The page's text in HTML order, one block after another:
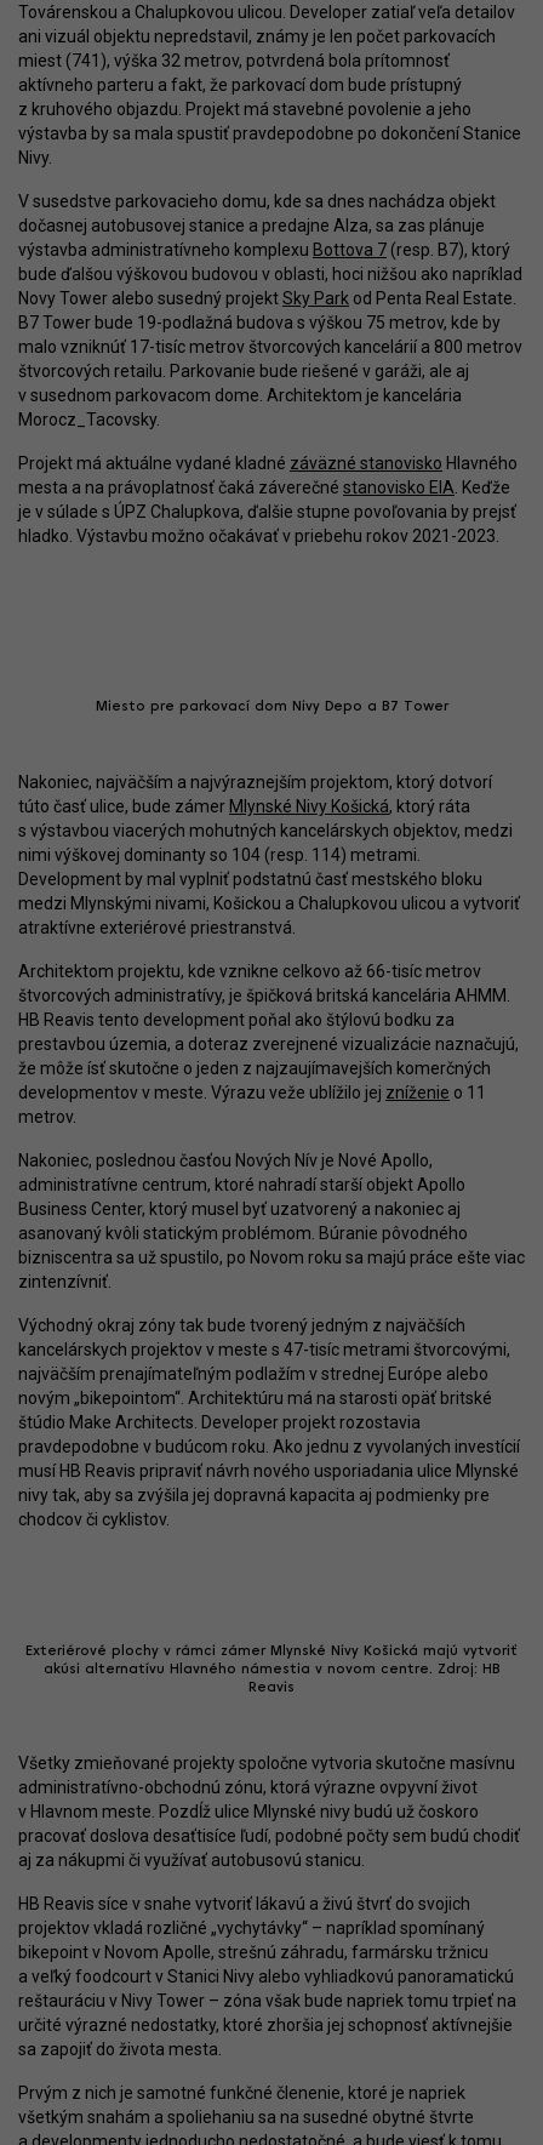
Továrenskou a Chalupkovou ulicou. Developer zatiaľ veľa detailov
ani vizuál objektu nepredstavil, známy je len počet parkovacích
miest (741), výška 32 metrov, potvrdená bola prítomnosť
aktívneho parteru a fakt, že parkovací dom bude prístupný
z kruhového objazdu. Projekt má stavebné povolenie a jeho
výstavba by sa mala spustiť pravdepodobne po dokončení Stanice
Nivy.
V susedstve parkovacieho domu, kde sa dnes nachádza objekt
dočasnej autobusovej stanice a predajne Alza, sa zas plánuje
výstavba administratívneho komplexu Bottova 7 (resp. B7), ktorý
bude ďalšou výškovou budovou v oblasti, hoci nižšou ako napríklad
Novy Tower alebo susedný projektSky Park od Penta Real Estate.
B7 Tower bude 19-podlažná budova s výškou 75 metrov, kde by
malo vzniknúť 17-tisíc metrov štvorcových kancelárií a 800 metrov
štvorcových retailu. Parkovanie bude riešené v garáži, ale aj
v susednom parkovacom dome. Architektom je kancelária
Morocz_Tacovsky.
Projekt má aktuálne vydané kladné záväzné stanovisko Hlavného
mesta a na právoplatnosť čaká záverečné stanovisko EIA . Keďže
je v súlade s ÚPZ Chalupkova, ďalšie stupne povoľovania by prejsť
hladko. Výstavbu možno očakávať v priebehu rokov 2021-2023.
Miesto pre parkovací dom Nivy Depo a B7 Tower
Nakoniec, najväčším a najvýraznejším projektom, ktorý dotvorí
túto časť ulice, bude zámer Mlynské Nivy Košická, ktorý ráta
s výstavbou viacerých mohutných kancelárskych objektov, medzi
nimi výškovej dominanty so 104 (resp. 114) metrami.
Development by mal vyplniť podstatnú časť mestského bloku
medzi Mlynskými nivami, Košickou a Chalupkovou ulicou a vytvoriť
atraktívne exteriérové priestranstvá.
Architektom projektu, kde vznikne celkovo až 66-tisíc metrov
štvorcových administratívy, je špičková britská kancelária AHMM.
HB Reavis tento development poňal ako štýlovú bodku za
prestavbou územia, a doteraz zverejnené vizualizácie naznačujú,
že môže ísť skutočne o jeden z najzaujímavejších komerčných
developmentov v meste. Výrazu veže ublížilo jej zníženie o 11
metrov.
Nakoniec, poslednou časťou Nových Nív je Nové Apollo,
administratívne centrum, ktoré nahradí starší objekt Apollo
Business Center, ktorý musel byť uzatvorený a nakoniec aj
asanovaný kvôli statickým problémom. Búranie pôvodného
bizniscentra sa už spustilo, po Novom roku sa majú práce ešte viac
zintenzívniť.
Východný okraj zóny tak bude tvorený jedným z najväčších
kancelárskych projektov v meste s 47-tisíc metrami štvorcovými,
najväčším prenajímateľným podlažím v strednej Európe alebo
novým „bikepointom“. Architektúru má na starosti opäť britské
štúdio Make Architects. Developer projekt rozostavia
pravdepodobne v budúcom roku. Ako jednu z vyvolaných investícií
musí HB Reavis pripraviť návrh nového usporiadania ulice Mlynské
nivy tak, aby sa zvýšila jej dopravná kapacita aj podmienky pre
chodcov či cyklistov.
Exteriérové plochy v rámci zámer Mlynské Nivy Košická majú vytvoriť
akúsi alternatívu Hlavného námestia v novom centre. Zdroj: HB
Reavis
Všetky zmieňované projekty spoločne vytvoria skutočne masívnu
administratívno-obchodnú zónu, ktorá výrazne ovpyvní život
v Hlavnom meste. Pozdĺž ulice Mlynské nivy budú už čoskoro
pracovať doslova desaťtisíce ľudí, podobné počty sem budú chodiť
aj za nákupmi či využívať autobusovú stanicu.
HB Reavis síce v snahe vytvoriť lákavú a živú štvrť do svojich
projektov vkladá rozličné „vychytávky“ – napríklad spomínaný
bikepoint v Novom Apolle, strešnú záhradu, farmársku tržnicu
a veľký foodcourt v Stanici Nivy alebo vyhliadkovú panoramatickú
reštauráciu v Nivy Tower – zóna však bude napriek tomu trpieť na
určité výrazné nedostatky, ktoré zhoršia jej schopnosť aktívnejšie
sa zapojiť do života mesta.
Prvým z nich je samotné funkčné členenie, ktoré je napriek
všetkým snahám a spoliehaniu sa na susedné obytné štvrte